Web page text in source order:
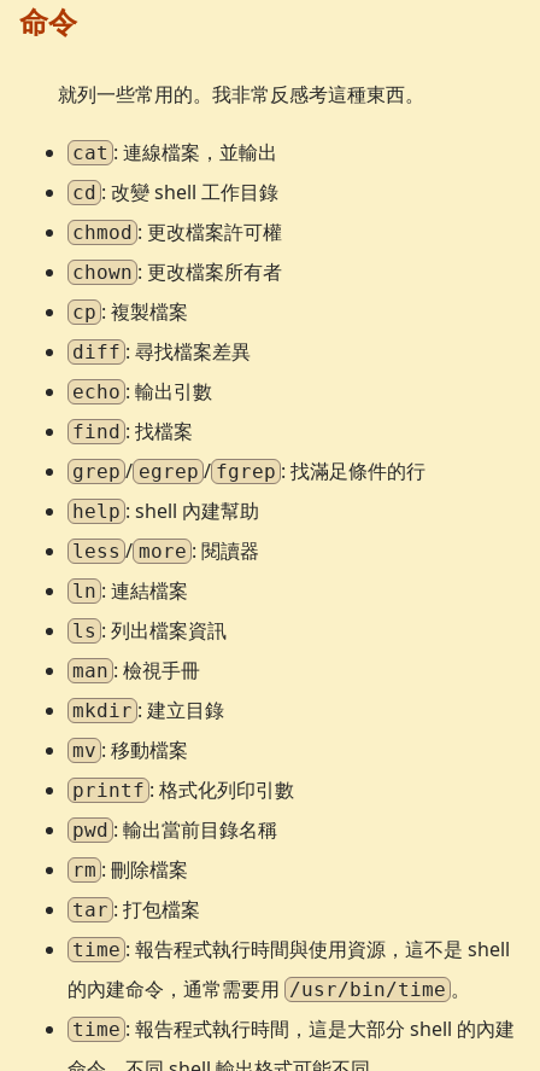
命令
就列一些常用的。我非常反感考這種東西。
cat : 連線檔案，並輸出
cd : 改變 shell 工作目錄
chmod : 更改檔案許可權
chown : 更改檔案所有者
cp : 複製檔案
diff : 尋找檔案差異
echo : 輸出引數
find : 找檔案
grep / egrep / fgrep : 找滿足條件的行
help : shell 內建幫助
less / more : 閱讀器
ln : 連結檔案
ls : 列出檔案資訊
man : 檢視手冊
mkdir : 建立目錄
mv : 移動檔案
printf : 格式化列印引數
pwd : 輸出當前目錄名稱
rm : 刪除檔案
tar : 打包檔案
time : 報告程式執行時間與使用資源，這不是 shell
的內建命令，通常需要用 /usr/bin/time 。
time : 報告程式執行時間，這是大部分 shell 的內建